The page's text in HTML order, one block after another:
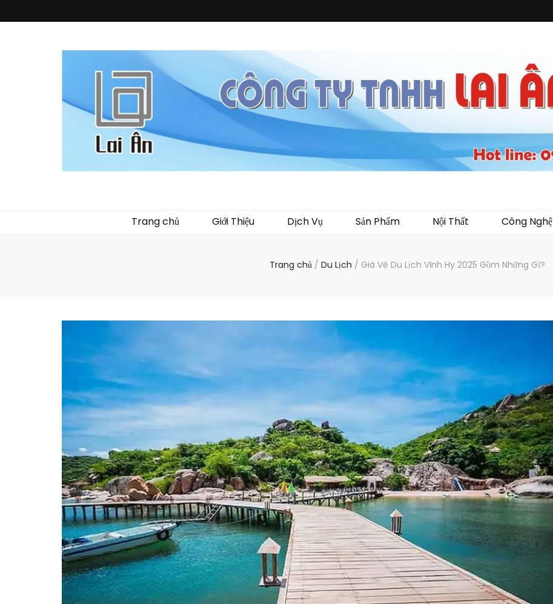
Trang chủ Giới Thiệu Dịch Vụ Sản Phẩm Nội Thất Công Nghệ
Trang chủ / Du Lịch / Giá Vé Du Lịch Vĩnh Hy 2025 Gồm Những Gì?